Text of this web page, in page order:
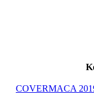
COVERMACA